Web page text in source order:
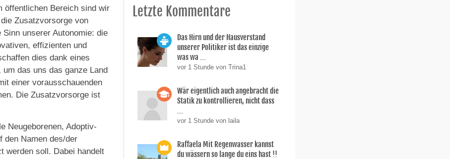
öffentlichen Bereich sind wir
Zusatzvorsorge von
unserer Autonomie: die
effizienten und
dies dank eines
das uns das ganze Land
einer vorausschauenden
Die Zusatzvorsorge ist
Neugeborenen, Adoptiv-
den Namen des/der
werden soll. Dabei handelt
Letzte Kommentare
Das Hirn und der Hausverstand
unserer Politiker ist das einzige
was wa ...
vor 1 Stunde von Trina1
Wär eigentlich auch angebracht die
Statik zu kontrollieren, nicht dass
...
vor 1 Stunde von laila
Raffaela Mit Regenwasser kannst
du wässern so lange du eins hast !!